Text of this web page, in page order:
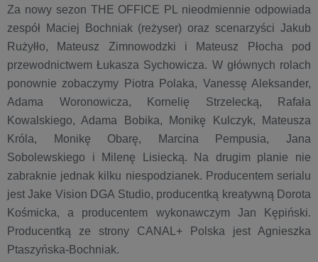
Za nowy sezon THE OFFICE PL nieodmiennie odpowiada
zespół Maciej Bochniak (reżyser) oraz scenarzyści Jakub
Rużyłło, Mateusz Zimnowodzki i Mateusz Płocha pod
przewodnictwem Łukasza Sychowicza. W głównych rolach
ponownie zobaczymy Piotra Polaka, Vanessę Aleksander,
Adama Woronowicza, Kornelię Strzelecką, Rafała
Kowalskiego, Adama Bobika, Monikę Kulczyk, Mateusza
Króla, Monikę Obarę, Marcina Pempusia, Jana
Sobolewskiego i Milenę Lisiecką. Na drugim planie nie
zabraknie jednak kilku niespodzianek. Producentem serialu
jest Jake Vision DGA Studio, producentką kreatywną Dorota
Kośmicka, a producentem wykonawczym Jan Kępiński.
Producentką ze strony CANAL+ Polska jest Agnieszka
Ptaszyńska-Bochniak.